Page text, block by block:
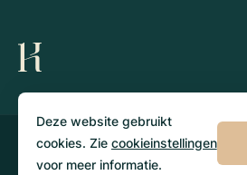
Deze website gebruikt
cookies. Zie cookieinstellingen
voor meer informatie.
© 2026 Klaassen
Horecamakelaars
Privacy